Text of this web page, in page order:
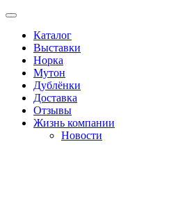
Каталог
Выставки
Норка
Мутон
Дублёнки
Доставка
Отзывы
Жизнь компании
Новости